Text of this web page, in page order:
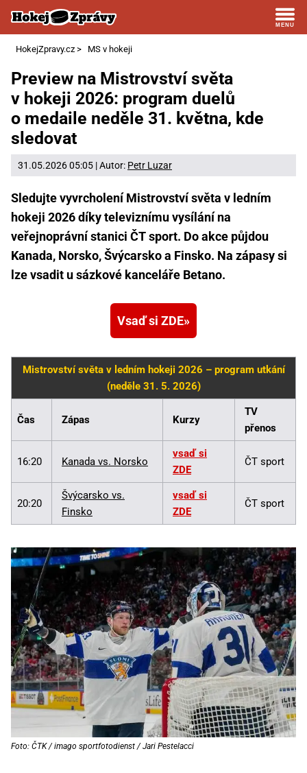
HokejZpravy.cz > MS v hokeji
Preview na Mistrovství světa
v hokeji 2026: program duelů
o medaile neděle 31. května, kde
sledovat
31.05.2026 05:05 | Autor: Petr Luzar
Sledujte vyvrcholení Mistrovství světa v ledním
hokeji 2026 díky televiznímu vysílání na
veřejnoprávní stanici ČT sport. Do akce půjdou
Kanada, Norsko, Švýcarsko a Finsko. Na zápasy si
lze vsadit u sázkové kanceláře Betano.
Vsaď si ZDE
Mistrovství světa v ledním hokeji 2026 – program utkání
(neděle 31. 5. 2026)
Čas Zápas Kurzy
TV
přenos
16:20 Kanada vs. Norsko
vsaď si
ZDE
ČT sport
20:20
Švýcarsko vs.
Finsko
vsaď si
ZDE
ČT sport
Foto: ČTK / imago sportfotodienst / Jari Pestelacci